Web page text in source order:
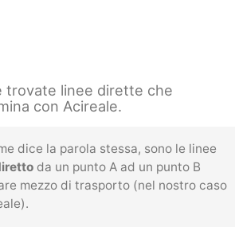
trovate linee dirette che
con Acireale.
dice la parola stessa, sono le linee
da un punto A ad un punto B
mezzo di trasporto (nel nostro caso